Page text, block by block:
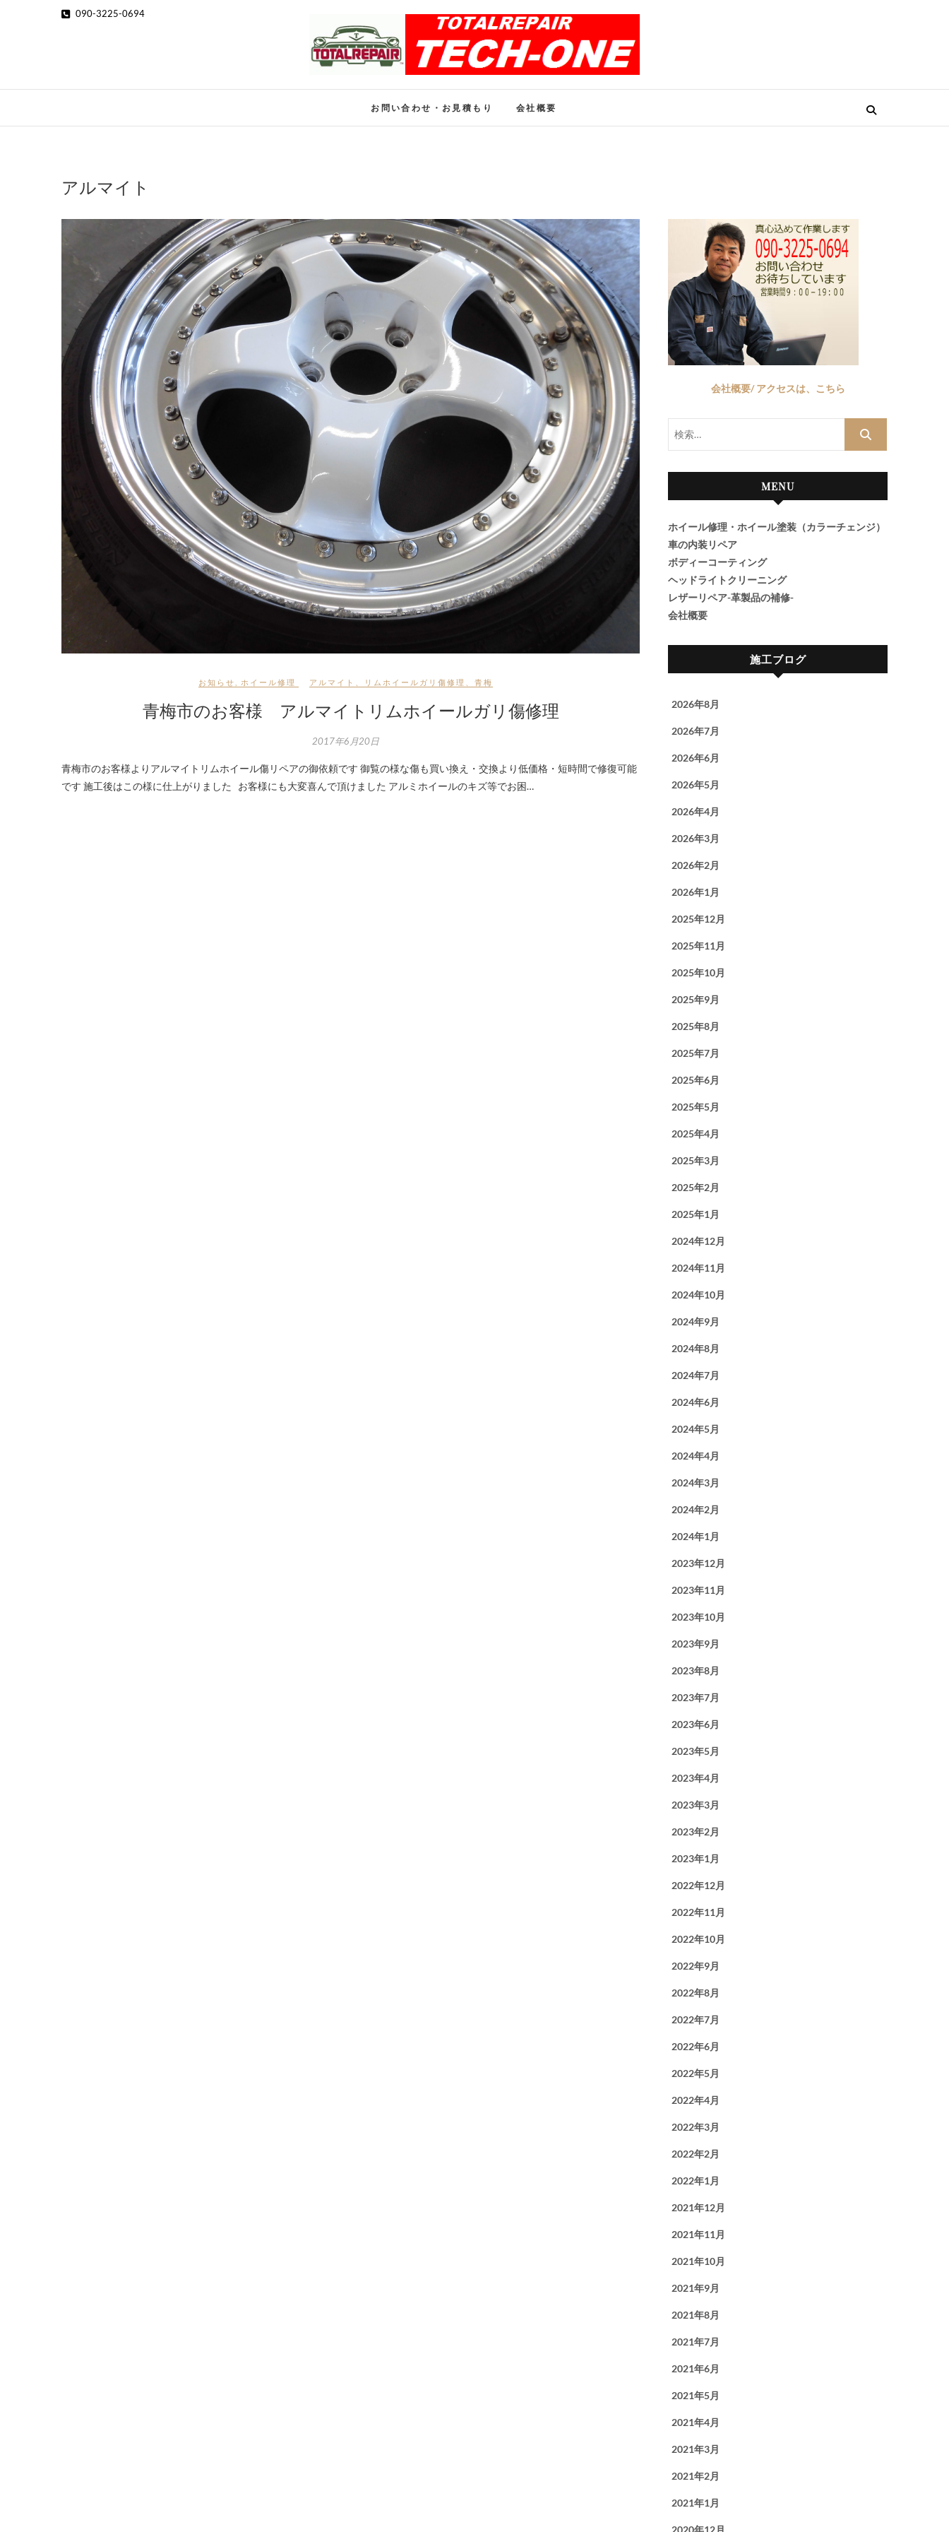
090-3225-0694
ホイール修理のトータルリペアテックワン
お問い合わせ・お見積もり 会社概要
アルマイト
お知らせ ホイール修理 アルマイト リムホイールガリ傷修理 青梅
青梅市のお客様 アルマイトリムホイールガリ傷修理
2017年6月20日
青梅市のお客様よりアルマイトリムホイール傷リペアの御依頼です 御覧の様な傷も買い換え・交換より低価格・短時間で修復可能
です 施工後はこの様に仕上がりました お客様にも大変喜んで頂けました アルミホイールのキズ等でお困…
会社概要/ アクセスは、こちら
MENU
ホイール修理・ホイール塗装（カラーチェンジ）
車の内装リペア
ボディーコーティング
ヘッドライトクリーニング
レザーリペア-革製品の補修-
会社概要
施工ブログ
2026年8月
2026年7月
2026年6月
2026年5月
2026年4月
2026年3月
2026年2月
2026年1月
2025年12月
2025年11月
2025年10月
2025年9月
2025年8月
2025年7月
2025年6月
2025年5月
2025年4月
2025年3月
2025年2月
2025年1月
2024年12月
2024年11月
2024年10月
2024年9月
2024年8月
2024年7月
2024年6月
2024年5月
2024年4月
2024年3月
2024年2月
2024年1月
2023年12月
2023年11月
2023年10月
2023年9月
2023年8月
2023年7月
2023年6月
2023年5月
2023年4月
2023年3月
2023年2月
2023年1月
2022年12月
2022年11月
2022年10月
2022年9月
2022年8月
2022年7月
2022年6月
2022年5月
2022年4月
2022年3月
2022年2月
2022年1月
2021年12月
2021年11月
2021年10月
2021年9月
2021年8月
2021年7月
2021年6月
2021年5月
2021年4月
2021年3月
2021年2月
2021年1月
2020年12月